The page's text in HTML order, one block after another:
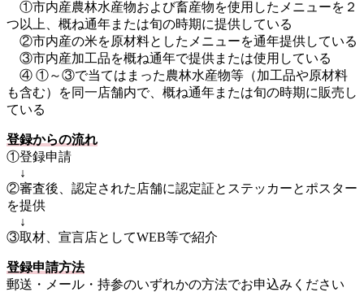
①市内産農林水産物および畜産物を使用したメニューを２
つ以上、概ね通年または旬の時期に提供している
②市内産の米を原材料としたメニューを通年提供している
③市内産加工品を概ね通年で提供または使用している
④ ①～③で当てはまった農林水産物等（加工品や原材料
も含む）を同一店舗内で、概ね通年または旬の時期に販売し
ている
登録からの流れ
①登録申請
↓
②審査後、認定された店舗に認定証とステッカーとポスター
を提供
↓
③取材、宣言店としてWEB等で紹介
登録申請方法
郵送・メール・持参のいずれかの方法でお申込みください